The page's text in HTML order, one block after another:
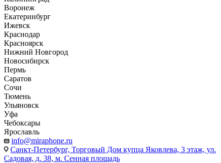
Воронеж
Екатеринбург
Ижевск
Краснодар
Красноярск
Нижний Новгород
Новосибирск
Пермь
Саратов
Сочи
Тюмень
Ульяновск
Уфа
Чебоксары
Ярославль
info@miraphone.ru
Санкт-Петербург, Торговый Дом купца Яковлева, 3 этаж, ул.
Садовая, д. 38, м. Сенная площадь